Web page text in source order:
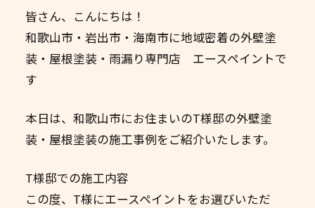
皆さん、こんにちは！
和歌山市・岩出市・海南市に地域密着の外壁塗
装・屋根塗装・雨漏り専門店 エースペイントで
す
本日は、和歌山市にお住まいのT様邸の外壁塗
装・屋根塗装の施工事例をご紹介いたします。
T様邸での施工内容
この度、T様にエースペイントをお選びいただ